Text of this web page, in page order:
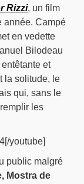
Rizzi, un film
année. Campé
en vedette
Bilodeau
et
la solitude, le
qui, sans le
les
youtube]
public malgré
Mostra de